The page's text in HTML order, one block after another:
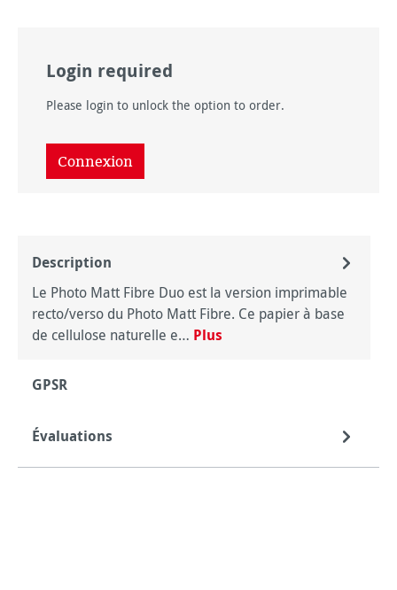
Login required
Please login to unlock the option to order.
Connexion
Description
Le Photo Matt Fibre Duo est la version imprimable
recto/verso du Photo Matt Fibre. Ce papier à base
de cellulose naturelle e… Plus
GPSR
Évaluations